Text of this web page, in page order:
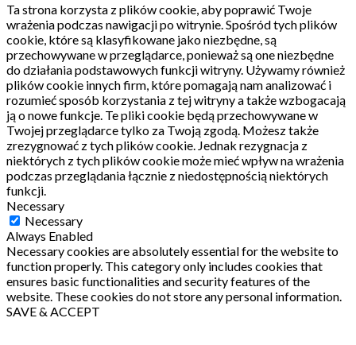
Ta strona korzysta z plików cookie, aby poprawić Twoje
wrażenia podczas nawigacji po witrynie. Spośród tych plików
cookie, które są klasyfikowane jako niezbędne, są
przechowywane w przeglądarce, ponieważ są one niezbędne
do działania podstawowych funkcji witryny. Używamy również
plików cookie innych firm, które pomagają nam analizować i
rozumieć sposób korzystania z tej witryny a także wzbogacają
ją o nowe funkcje. Te pliki cookie będą przechowywane w
Twojej przeglądarce tylko za Twoją zgodą. Możesz także
zrezygnować z tych plików cookie. Jednak rezygnacja z
niektórych z tych plików cookie może mieć wpływ na wrażenia
podczas przeglądania łącznie z niedostępnością niektórych
funkcji.
Necessary
Necessary
Always Enabled
Necessary cookies are absolutely essential for the website to
function properly. This category only includes cookies that
ensures basic functionalities and security features of the
website. These cookies do not store any personal information.
SAVE & ACCEPT